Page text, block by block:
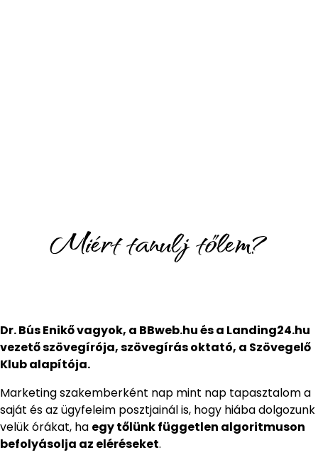
Miért tanulj tőlem?
Dr. Bús Enikő vagyok, a BBweb.hu és a Landing24.hu
vezető szövegírója, szövegírás oktató, a Szövegelő
Klub alapítója.
Marketing szakemberként nap mint nap tapasztalom a
saját és az ügyfeleim posztjainál is, hogy hiába dolgozunk
velük órákat, ha egy tőlünk független algoritmuson
befolyásolja az eléréseket.